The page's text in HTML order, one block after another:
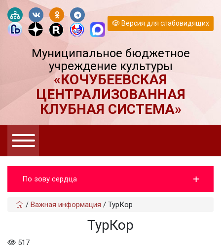
Версия для слабовидящих
Муниципальное бюджетное
учреждение культуры
«КОЧУБЕЕВСКАЯ
ЦЕНТРАЛИЗОВАННАЯ
КЛУБНАЯ СИСТЕМА»
По зову сердца
/ Важная информация / ТурКор
ТурКор
517